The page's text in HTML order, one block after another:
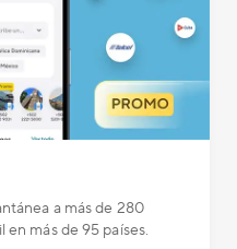
a más de 280
más de 95 países.